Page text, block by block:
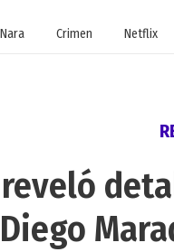
Crimen Netflix
Diego